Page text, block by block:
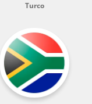
Turco